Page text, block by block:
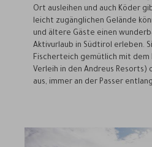
Ort ausleihen und auch Köder
leicht zugänglichen Gelände
und ältere Gäste einen
Aktivurlaub in Südtirol erleben.
Fischerteich gemütlich mit dem
Verleih in den Andreus Resorts)
aus, immer an der Passer